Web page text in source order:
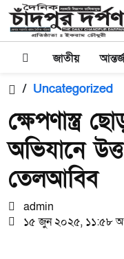
জাতীয়
/ Uncategorized
ক্ষেপণাস্ত্র
অভিযানে
তেলআবিব
admin
১৫ জুন ২০২৫, ১১:৫৮